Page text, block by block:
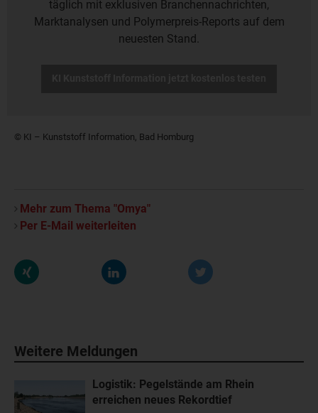
täglich mit exklusiven Branchennachrichten,
Marktanalysen und Polymerpreis-Reports auf dem
neuesten Stand.
© KI – Kunststoff Information, Bad Homburg
Mehr zum Thema "Omya"
Per E-Mail weiterleiten
Weitere Meldungen
Logistik: Pegelstände am Rhein
erreichen neues Rekordtief